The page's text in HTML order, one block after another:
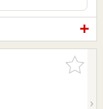
お気に入
りに追加